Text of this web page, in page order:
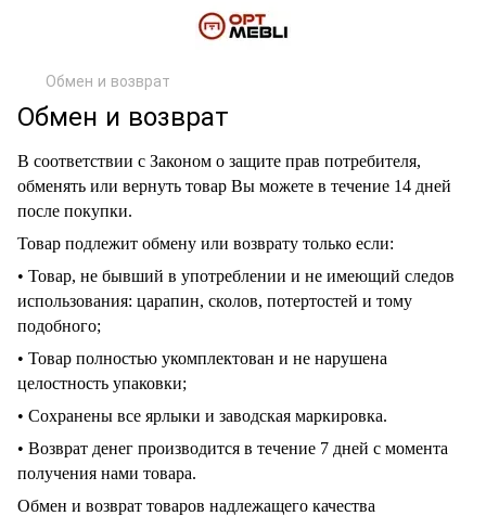
Обмен и возврат
Обмен и возврат
В соответствии с Законом о защите прав потребителя,
обменять или вернуть товар Вы можете в течение 14 дней
после покупки.
Товар подлежит обмену или возврату только если:
• Товар, не бывший в употреблении и не имеющий следов
использования: царапин, сколов, потертостей и тому
подобного;
• Товар полностью укомплектован и не нарушена
целостность упаковки;
• Сохранены все ярлыки и заводская маркировка.
• Возврат денег производится в течение 7 дней с момента
получения нами товара.
Обмен и возврат товаров надлежащего качества